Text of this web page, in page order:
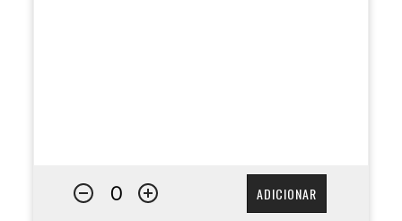
ADICIONAR